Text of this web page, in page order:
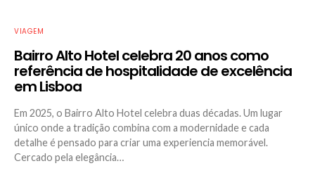
VIAGEM
Bairro Alto Hotel celebra 20 anos como
referência de hospitalidade de excelência
em Lisboa
Em 2025, o Bairro Alto Hotel celebra duas décadas. Um lugar
único onde a tradição combina com a modernidade e cada
detalhe é pensado para criar uma experiencia memorável.
Cercado pela elegância…